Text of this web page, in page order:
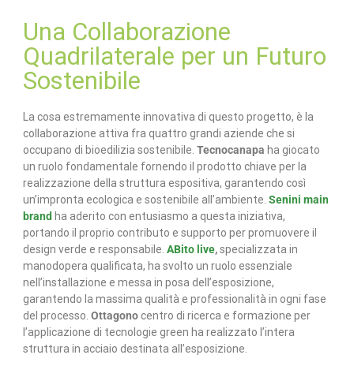
Una Collaborazione
Quadrilaterale per un Futuro
Sostenibile
La cosa estremamente innovativa di questo progetto, è la
collaborazione attiva fra quattro grandi aziende che si
occupano di bioedilizia sostenibile. Tecnocanapa ha giocato
un ruolo fondamentale fornendo il prodotto chiave per la
realizzazione della struttura espositiva, garantendo così
un’impronta ecologica e sostenibile all’ambiente. Senini main
brand ha aderito con entusiasmo a questa iniziativa,
portando il proprio contributo e supporto per promuovere il
design verde e responsabile. ABito live,specializzata in
manodopera qualificata, ha svolto un ruolo essenziale
nell’installazione e messa in posa dell’esposizione,
garantendo la massima qualità e professionalità in ogni fase
del processo. Ottagonocentro di ricerca e formazione per
l’applicazione di tecnologie green ha realizzato l’intera
struttura in acciaio destinata all’esposizione.